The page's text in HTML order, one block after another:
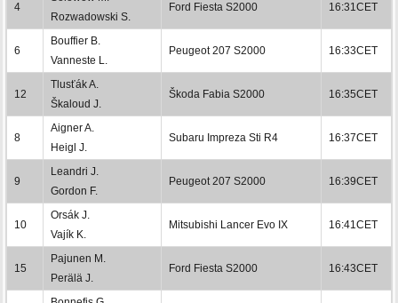
4
Rozwadowski S.
Ford Fiesta S2000 16:31CET
6
Bouffier B.
Vanneste L.
Peugeot 207 S2000 16:33CET
12
Tlusťák A.
Škaloud J.
Škoda Fabia S2000 16:35CET
8
Aigner A.
Heigl J.
Subaru Impreza Sti R4 16:37CET
9
Leandri J.
Gordon F.
Peugeot 207 S2000 16:39CET
10
Orsák J.
Vajík K.
Mitsubishi Lancer Evo IX 16:41CET
15
Pajunen M.
Perälä J.
Ford Fiesta S2000 16:43CET